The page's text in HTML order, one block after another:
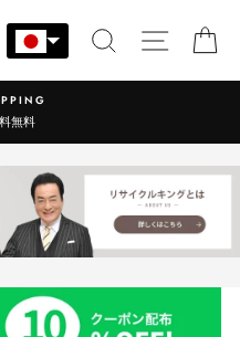
検索 サイト
営業時間：9:00-17:30 年中無休